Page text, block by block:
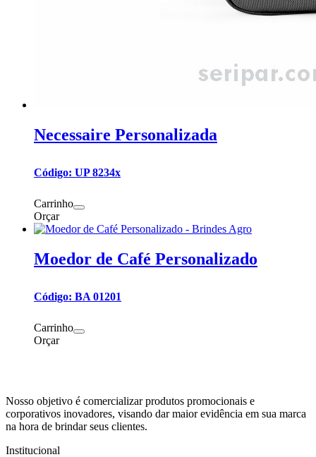
Necessaire Personalizada
Código: UP 8234x
Carrinho
Orçar
Moedor de Café Personalizado
Código: BA 01201
Carrinho
Orçar
Nosso objetivo é comercializar produtos promocionais e
corporativos inovadores, visando dar maior evidência em sua marca
na hora de brindar seus clientes.
Institucional